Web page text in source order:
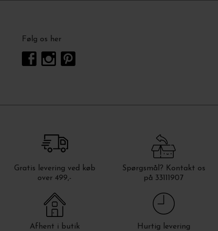
Følg os her
Gratis levering ved køb
over 499,-
Spørgsmål? Kontakt os
på 33111907
Afhent i butik Hurtig levering